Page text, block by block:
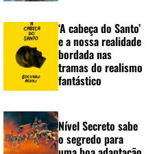
‘A cabeça do Santo’
e a nossa realidade
bordada nas
tramas do realismo
fantástico
Nível Secreto sabe
o segredo para